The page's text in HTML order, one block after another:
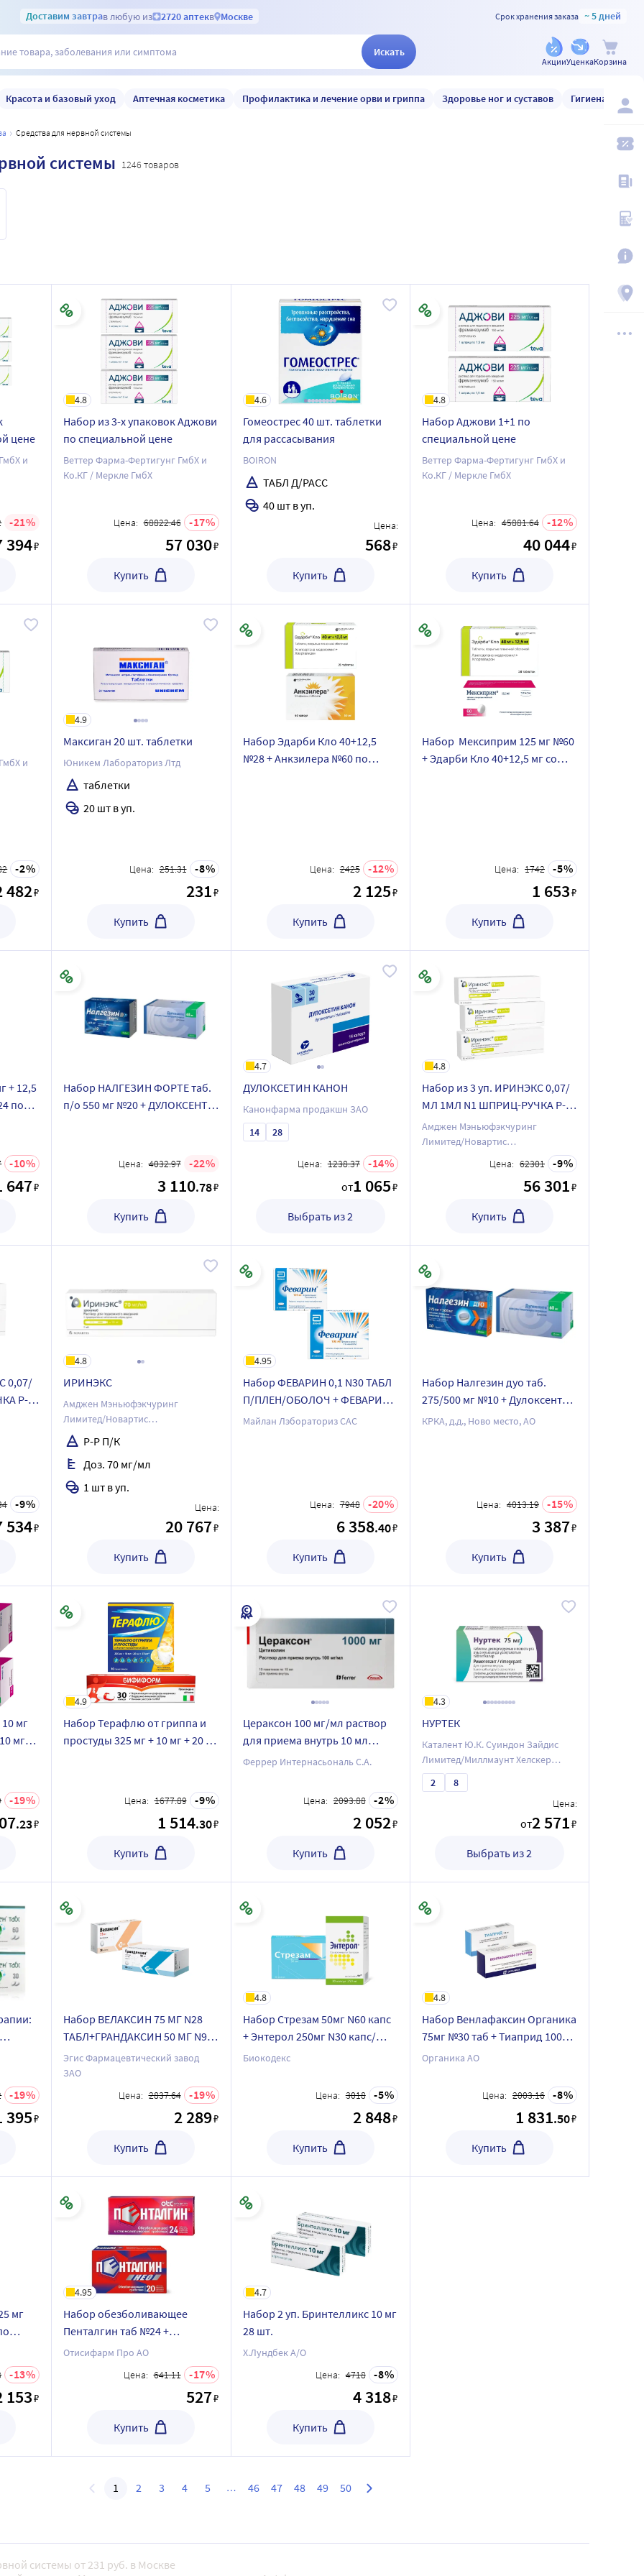
Доставим завтрав любую из 2720 аптекв Москве Срок хранения заказа ~ 5 дней
Искать
АкцииУценкаКорзина
Красота и базовый уход Аптечная косметика Профилактика и лечение орви и гриппа Здоровье ног и суставов Гигиена и уход
средства для нервной системы
системы 1246 товаров
цене
и
21
394₽
4.8
Набор из 3-х упаковок Аджови
по специальной цене
Веттер Фарма-Фертигунг ГмбХ и
Ко.КГ / Меркле ГмбХ
Цена: 68822.46 17
57 030₽
Купить
4.6
Гомеострес 40 шт. таблетки
для рассасывания
BOIRON
ТАБЛ Д/РАСС
40 шт в уп.
Цена:
568₽
Купить
4.8
Набор Аджови 1+1 по
специальной цене
Веттер Фарма-Фертигунг ГмбХ и
Ко.КГ / Меркле ГмбХ
Цена: 45881.64 12
40 044₽
Купить
и
2
482₽
4.9
Максиган 20 шт. таблетки
Юникем Лабораториз Лтд
таблетки
20 шт в уп.
Цена: 251.31 8
231₽
Купить
Набор Эдарби Кло 40+12,5
№28 + Анкзилера №60 по
Цена: 2425 12
2 125₽
Купить
Набор Мексиприм 125 мг №60
+ Эдарби Кло 40+12,5 мг со
Цена: 1742 5
1 653₽
Купить
+ 12,5
по
10
647₽
Набор НАЛГЕЗИН ФОРТЕ таб.
п/о 550 мг №20 + ДУЛОКСЕНТА
Цена: 4032.97 22
3 110.78₽
Купить
4.7
ДУЛОКСЕТИН КАНОН
Канонфарма продакшн ЗАО
14
28
Цена: 1238.37
14
от1 065₽
Выбрать из 2
4.8
Набор из 3 уп. ИРИНЭКС 0,07/
МЛ 1МЛ N1 ШПРИЦ-РУЧКА Р-Р
П/К по специальной цене!
Амджен Мэньюфэкчуринг
Лимитед/Новартис
Фармасьютикал Мэньюфекчуринг
Цена: 62301 9
56 301₽
Купить
0,07/
Р-Р
9
534₽
4.8
ИРИНЭКС
Амджен Мэньюфэкчуринг
Лимитед/Новартис
Фармасьютикал Мэньюфекчуринг
ГмбХ
Р-Р П/К
Доз. 70 мг/мл
1 шт в уп.
Цена:
20 767₽
Купить
4.95
Набор ФЕВАРИН 0,1 N30 ТАБЛ
П/ПЛЕН/ОБОЛОЧ + ФЕВАРИН
0,1 N60 ТАБЛ П/ПЛЕН/ОБОЛОЧ
Майлан Лэбораториз САС
Цена: 7948 20
6 358.40₽
Купить
Набор Налгезин дуо таб.
275/500 мг №10 + Дулоксента
капс. 60 мг №28
КРКА, д.д., Ново место, АО
Цена: 4013.19 15
3 387₽
Купить
мг
мг
19
.23₽
4.9
Набор Терафлю от гриппа и
простуды 325 мг + 10 мг + 20 мг
Цена: 1677.89 9
1 514.30₽
Купить
Цераксон 100 мг/мл раствор
для приема внутрь 10 мл
пакет 10 шт.
Феррер Интернасьональ С.А.
Цена: 2093.88 2
2 052₽
Купить
4.3
НУРТЕК
Каталент Ю.К. Суиндон Зайдис
Лимитед/Миллмаунт Хелскер
Лимитед
2
8
Цена:
от2 571₽
Выбрать из 2
19
395₽
Набор ВЕЛАКСИН 75 МГ N28
ТАБЛ+ГРАНДАКСИН 50 МГ N90
ТАБЛ по специальной цене
Эгис Фармацевтический завод
ЗАО
Цена: 2837.64 19
2 289₽
Купить
4.8
Набор Стрезам 50мг N60 капс
+ Энтерол 250мг N30 капс/
флак со скидкой
Биокодекс
Цена: 3018 5
2 848₽
Купить
4.8
Набор Венлафаксин Органика
75мг №30 таб + Тиаприд 100мг
№20 таб - со скидкой
Органика АО
Цена: 2003.16 8
1 831.50₽
Купить
мг
13
153₽
4.95
Набор обезболивающее
Пенталгин таб №24 +
Пенталгин Нео таб №20 - со
Отисифарм Про АО
Цена: 641.11 17
527₽
Купить
4.7
Набор 2 уп. Бринтелликс 10 мг
28 шт.
Х.Лундбек А/О
Цена: 4718 8
4 318₽
Купить
1 2 3 4 5 46 47 48 49 50
системы от 231 руб. в Москве